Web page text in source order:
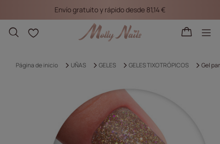
Envío gratuito y rápido desde 81,14 €
Listas de la compra
Página de inicio UÑAS GELES GELES TIXOTRÓPICOS Gel